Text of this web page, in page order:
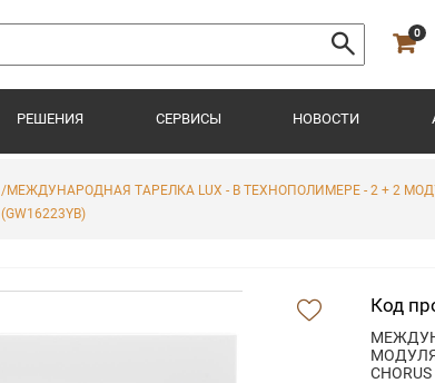
0
РЕШЕНИЯ СЕРВИСЫ НОВОСТИ
/МЕЖДУНАРОДНАЯ ТАРЕЛКА LUX - В ТЕХНОПОЛИМЕРЕ - 2 + 2
(GW16223YB)
Код
CHORUS